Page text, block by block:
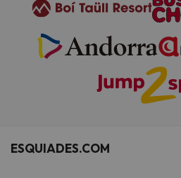
ESQUIADES.COM